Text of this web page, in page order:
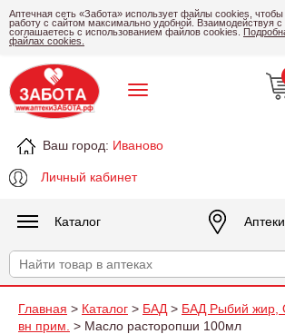
Аптечная сеть «Забота» использует файлы cookies,
работу с сайтом максимально удобной. Взаимодействуя
соглашаетесь с использованием файлов cookies.
файлах cookies.
Ваш город: Иваново
Личный кабинет
Каталог Аптеки
Главная > Каталог > БАД > БАД Рыбий жир,
вн прим. > Масло расторопши 100мл